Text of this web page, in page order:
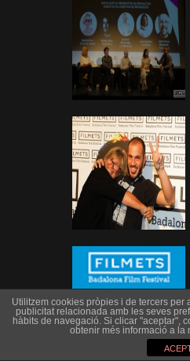
Utilitzem cookies pròpies i de tercers
publicitat relacionada amb les seves
hàbits de navegació. Si clicar "aceptar",
obtenir més informació a la